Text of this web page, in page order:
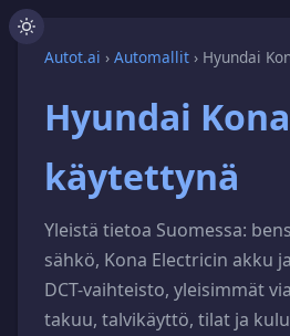
Autot.ai › Automallit › Hyundai
Hyundai Kona
käytettynä
Yleistä tietoa Suomessa:
sähkö, Kona Electricin akku
DCT-vaihteisto, yleisimmät
takuu, talvikäyttö, tilat ja